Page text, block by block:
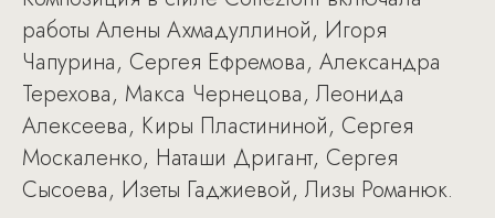
работы Алены Ахмадуллиной, Игоря
Чапурина, Сергея Ефремова, Александра
Терехова, Макса Чернецова, Леонида
Алексеева, Киры Пластининой, Сергея
Москаленко, Наташи Дригант, Сергея
Сысоева, Изеты Гаджиевой, Лизы Романюк.